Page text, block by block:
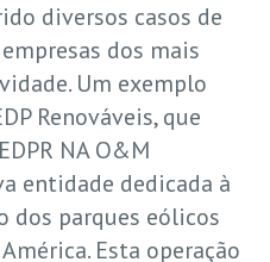
diversos casos de
dos mais
Um exemplo
Renováveis, que
NA O&M
entidade dedicada à
dos parques eólicos
Esta operação